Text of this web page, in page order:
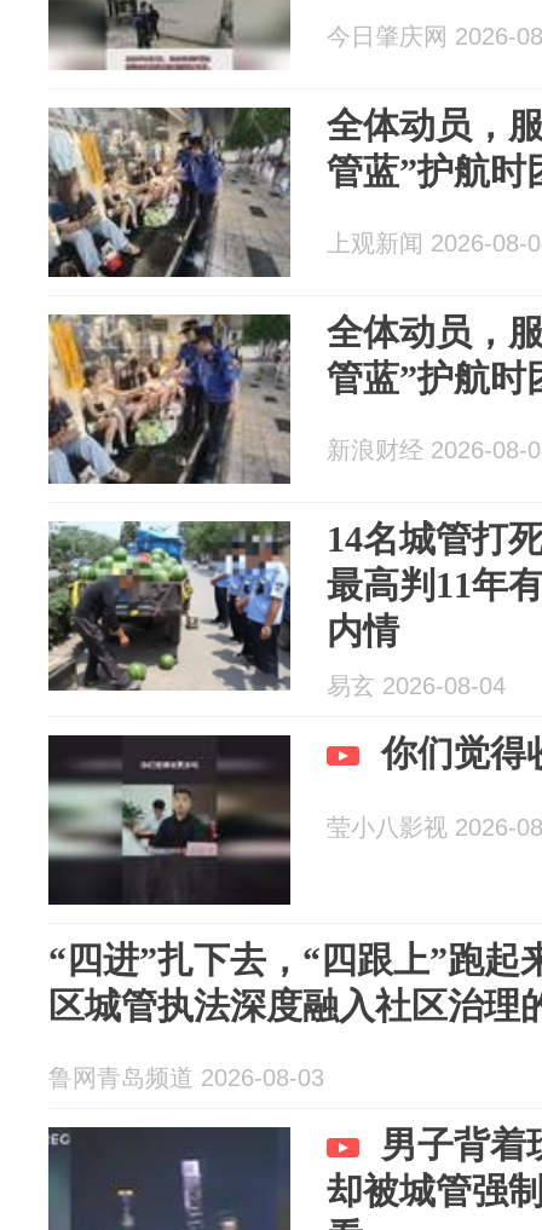
今日肇庆网 2026-
全体动员，
管蓝”护航时
上观新闻 2026-08-
全体动员，
管蓝”护航时
新浪财经 2026-08-
14名城管打
最高判11年
内情
易玄 2026-08-04
你们觉得
莹小八影视 2026-
“四进”扎下去，“四跟上”跑
区城管执法深度融入社区治理
鲁网青岛频道 2026-08-03
男子背着
却被城管强